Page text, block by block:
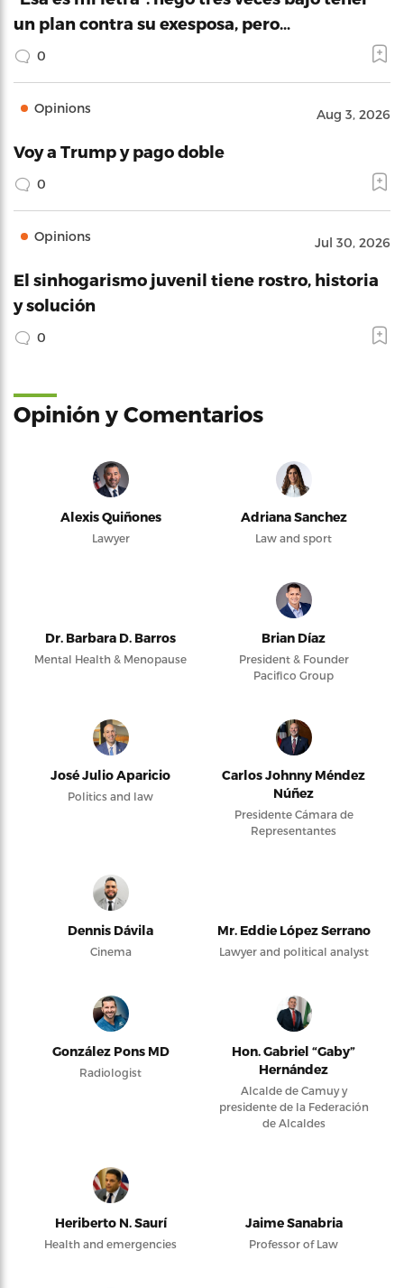
un plan contra su exesposa, pero…
0
Opinions Aug 3, 2026
Voy a Trump y pago doble
0
Opinions Jul 30, 2026
El sinhogarismo juvenil tiene rostro, historia
y solución
0
Opinión y Comentarios
Alexis Quiñones
Lawyer
Adriana Sanchez
Law and sport
Dr. Barbara D. Barros
Mental Health & Menopause
Brian Díaz
President & Founder
Pacifico Group
José Julio Aparicio
Politics and law
Carlos Johnny Méndez
Núñez
Presidente Cámara de
Representantes
Dennis Dávila
Cinema
Mr. Eddie López Serrano
Lawyer and political analyst
González Pons MD
Radiologist
Hon. Gabriel “Gaby”
Hernández
Alcalde de Camuy y
presidente de la Federación
de Alcaldes
Heriberto N. Saurí
Health and emergencies
Jaime Sanabria
Professor of Law